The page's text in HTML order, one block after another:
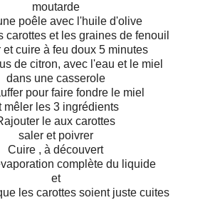
moutarde
poêle avec l'huile d'olive
carottes et les graines de fenouil
et cuire à feu doux 5 minutes
de citron, avec l'eau et le miel
dans une casserole
pour faire fondre le miel
mêler les 3 ingrédients
le aux carottes
saler et poivrer
Cuire , à découvert
complète du liquide
et
les carottes soient juste cuites